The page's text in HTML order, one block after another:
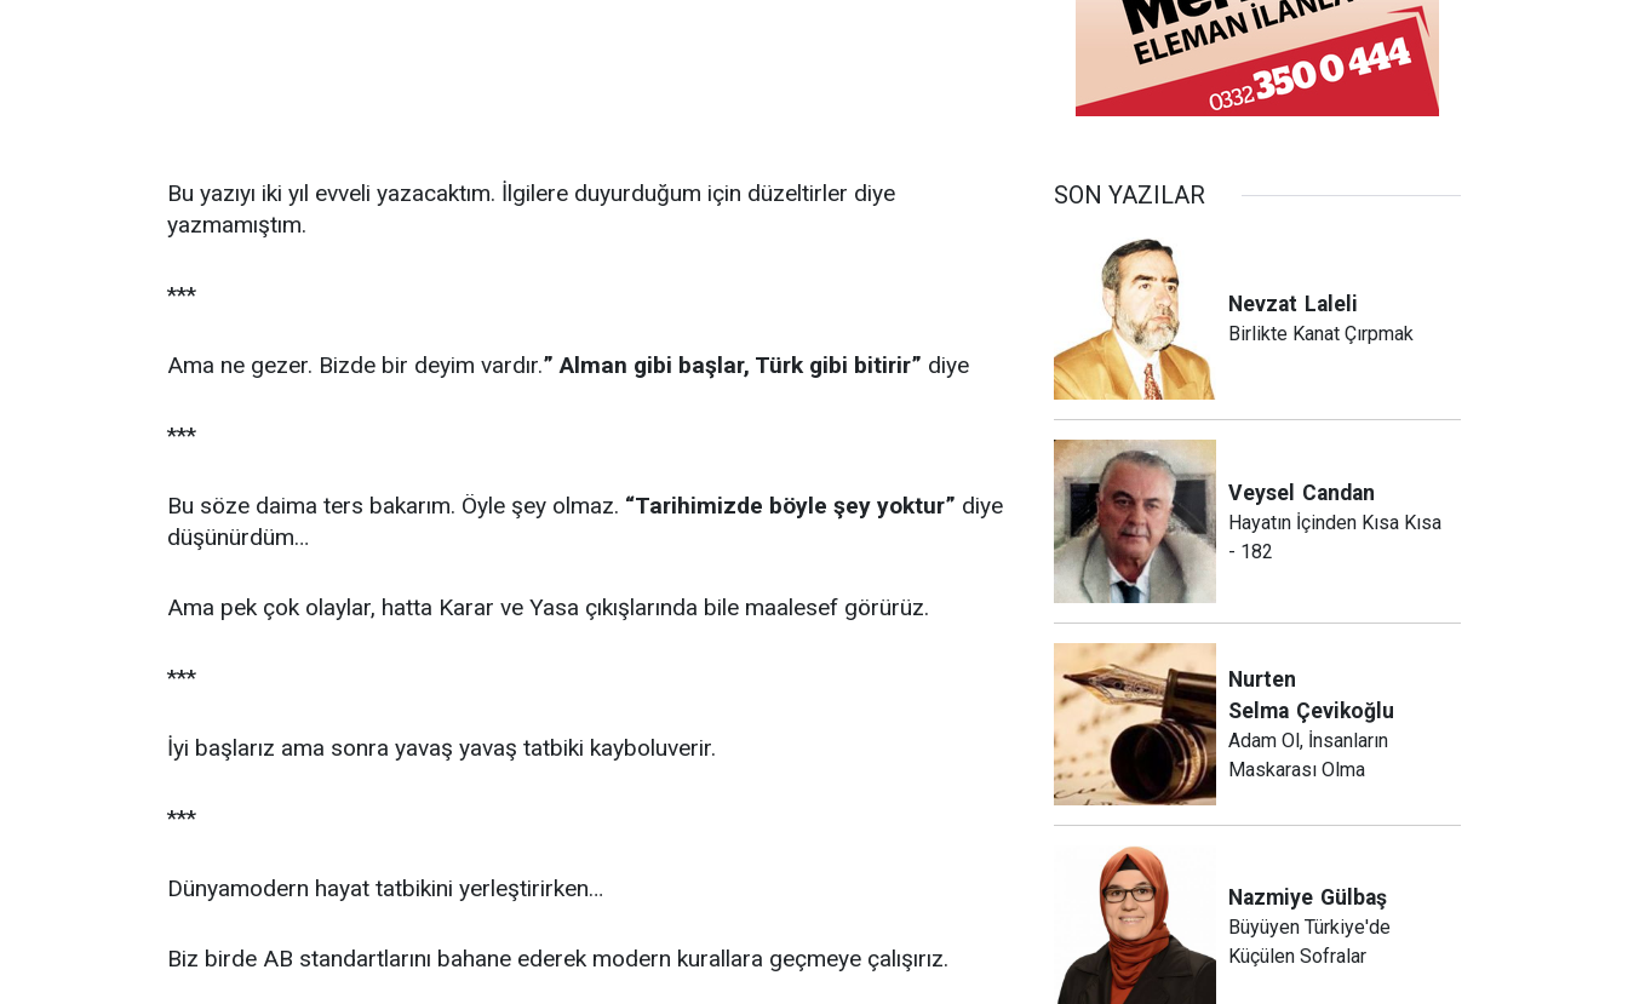
Bu yazıyı iki yıl evveli yazacaktım. İlgilere duyurduğum için düzeltirler diye
yazmamıştım.
***
Ama ne gezer. Bizde bir deyim vardır.” Alman gibi başlar, Türk gibi bitirir” diye
***
Bu söze daima ters bakarım. Öyle şey olmaz. “Tarihimizde böyle şey yoktur” diye
düşünürdüm…
Ama pek çok olaylar, hatta Karar ve Yasa çıkışlarında bile maalesef görürüz.
***
İyi başlarız ama sonra yavaş yavaş tatbiki kayboluverir.
***
Dünyamodern hayat tatbikini yerleştirirken…
Biz birde AB standartlarını bahane ederek modern kurallara geçmeye çalışırız.
SON YAZILAR
Nevzat Laleli
Birlikte Kanat Çırpmak
Veysel Candan
Hayatın İçinden Kısa Kısa
- 182
Nurten
Selma Çevikoğlu
Adam Ol, İnsanların
Maskarası Olma
Nazmiye Gülbaş
Büyüyen Türkiye'de
Küçülen Sofralar